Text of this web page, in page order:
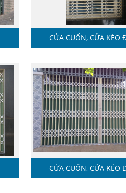
CỬA CUỐN, CỬA KÉO
CỬA CUỐN, CỬA KÉO